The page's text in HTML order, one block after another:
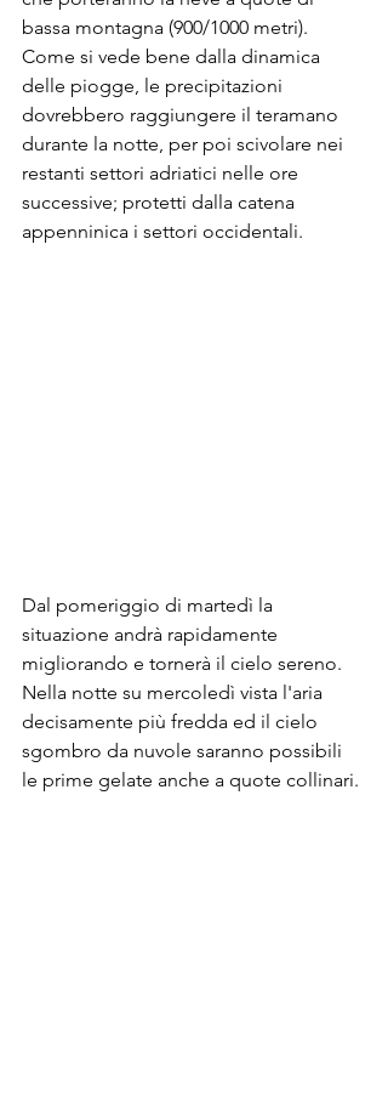
bassa montagna (900/1000 metri).
Come si vede bene dalla dinamica
delle piogge, le precipitazioni
dovrebbero raggiungere il teramano
durante la notte, per poi scivolare nei
restanti settori adriatici nelle ore
successive; protetti dalla catena
appenninica i settori occidentali.
Dal pomeriggio di martedì la
situazione andrà rapidamente
migliorando e tornerà il cielo sereno.
Nella notte su mercoledì vista l'aria
decisamente più fredda ed il cielo
sgombro da nuvole saranno possibili
le prime gelate anche a quote collinari.